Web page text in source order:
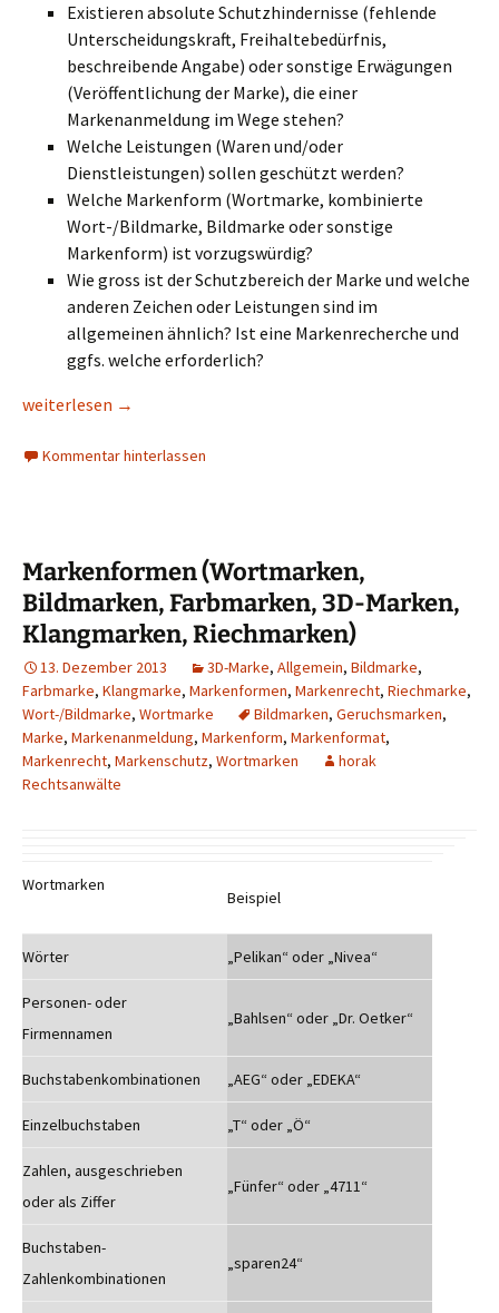
Existieren absolute Schutzhindernisse (fehlende
Unterscheidungskraft, Freihaltebedürfnis,
beschreibende Angabe) oder sonstige Erwägungen
(Veröffentlichung der Marke), die einer
Markenanmeldung im Wege stehen?
Welche Leistungen (Waren und/oder
Dienstleistungen) sollen geschützt werden?
Welche Markenform (Wortmarke, kombinierte
Wort-/Bildmarke, Bildmarke oder sonstige
Markenform) ist vorzugswürdig?
Wie gross ist der Schutzbereich der Marke und welche
anderen Zeichen oder Leistungen sind im
allgemeinen ähnlich? Ist eine Markenrecherche und
ggfs. welche erforderlich?
Name/ Logo oder sonstiges Zeichen als Marke anmelden
weiterlesen →
Kommentar hinterlassen
Markenformen (Wortmarken,
Bildmarken, Farbmarken, 3D-Marken,
Klangmarken, Riechmarken)
13. Dezember 2013 3D-Marke, Allgemein, Bildmarke,
Farbmarke, Klangmarke, Markenformen, Markenrecht, Riechmarke,
Wort-/Bildmarke, Wortmarke Bildmarken, Geruchsmarken,
Marke, Markenanmeldung, Markenform, Markenformat,
Markenrecht, Markenschutz, Wortmarken
horak
Rechtsanwälte
Wortmarken
Beispiel
Wörter „Pelikan“ oder „Nivea“
Personen- oder
Firmennamen
„Bahlsen“ oder „Dr. Oetker“
Buchstabenkombinationen „AEG“ oder „EDEKA“
Einzelbuchstaben „T“ oder „Ö“
Zahlen, ausgeschrieben
oder als Ziffer
„Fünfer“ oder „4711“
Buchstaben-
Zahlenkombinationen
„sparen24“